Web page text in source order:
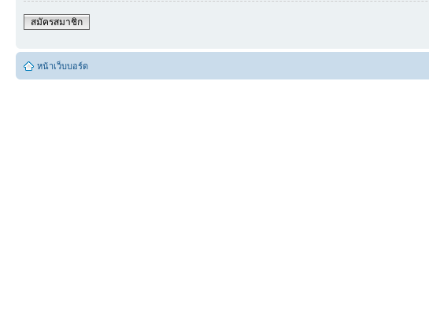
สมัครสมาชิก
หน้าเว็บบอร์ด